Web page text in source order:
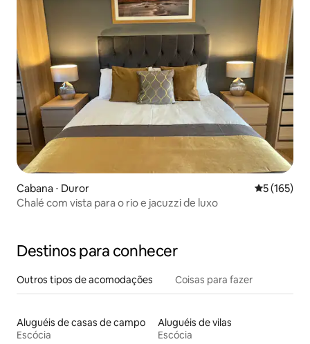
Cabana ⋅ Duror 5 de uma
5 (165)
Chalé com vista para o rio e jacuzzi de luxo
Destinos para conhecer
Outros tipos de acomodações Coisas para fazer
Aluguéis de casas de campo
Escócia
Aluguéis de vilas
Escócia